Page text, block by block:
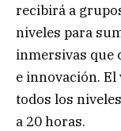
recibirá a
niveles para
inmersivas que
e innovación.
todos los
a 20 horas.